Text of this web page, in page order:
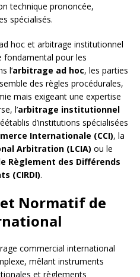
technique prononcée,
spécialisés.
hoc et arbitrage institutionnel
fondamental pour les
l’arbitrage ad hoc, les parties
des règles procédurales,
mais exigeant une expertise
l’arbitrage institutionnel
d’institutions spécialisées
Internationale (CCI), la
Arbitration (LCIA) ou le
Règlement des Différends
(CIRDI).
Normatif de
commercial international
mêlant instruments
et règlements